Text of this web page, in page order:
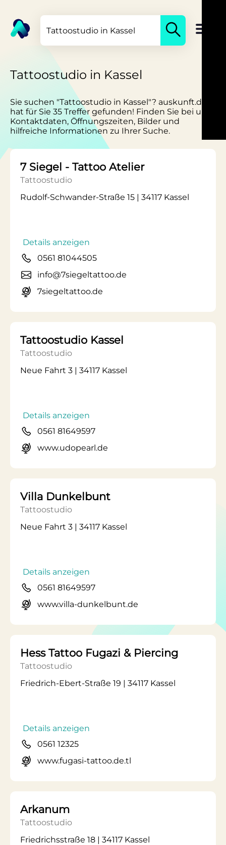
Tattoostudio in Kassel
Sie suchen "Tattoostudio in Kassel"? auskunft.de
hat für Sie 35 Treffer gefunden! Finden Sie bei uns
Kontaktdaten, Öffnungszeiten, Bilder und
hilfreiche Informationen zu Ihrer Suche.
7 Siegel - Tattoo Atelier
Tattoostudio
Rudolf-Schwander-Straße 15 | 34117 Kassel
Details anzeigen
0561 81044505
info@7siegeltattoo.de
7siegeltattoo.de
Tattoostudio Kassel
Tattoostudio
Neue Fahrt 3 | 34117 Kassel
Details anzeigen
0561 81649597
www.udopearl.de
Villa Dunkelbunt
Tattoostudio
Neue Fahrt 3 | 34117 Kassel
Details anzeigen
0561 81649597
www.villa-dunkelbunt.de
Hess Tattoo Fugazi & Piercing
Tattoostudio
Friedrich-Ebert-Straße 19 | 34117 Kassel
Details anzeigen
0561 12325
www.fugasi-tattoo.de.tl
Arkanum
Tattoostudio
Friedrichsstraße 18 | 34117 Kassel